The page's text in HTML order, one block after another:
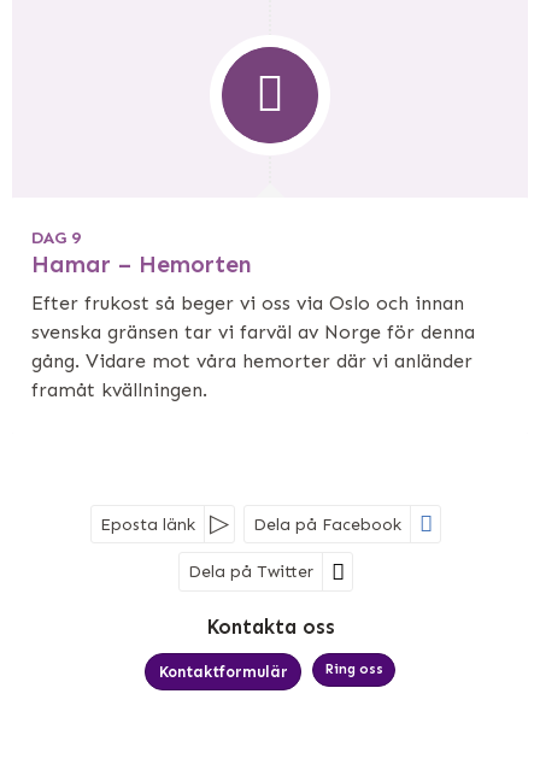
DAG 9
Hamar – Hemorten
Efter frukost så beger vi oss via Oslo och innan
svenska gränsen tar vi farväl av Norge för denna
gång. Vidare mot våra hemorter där vi anländer
framåt kvällningen.
Eposta länk Dela på Facebook
Dela på Twitter
Sociala medier
Kontakta oss
Kontaktformulär Ring oss